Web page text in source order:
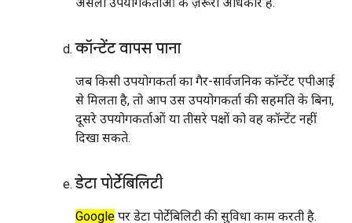
कॉन्टेंट वापस पाना
जब किसी उपयोगकर्ता का गैर-सार्वजनिक कॉन्टेंट एपीआई
से मिलता है, तो आप उस उपयोगकर्ता की सहमति के बिना,
दूसरे उपयोगकर्ताओं या तीसरे पक्षों को वह कॉन्टेंट नहीं
दिखा सकते.
डेटा पोर्टेबिलिटी
Google पर डेटा पोर्टेबिलिटी की सुविधा काम करती है.